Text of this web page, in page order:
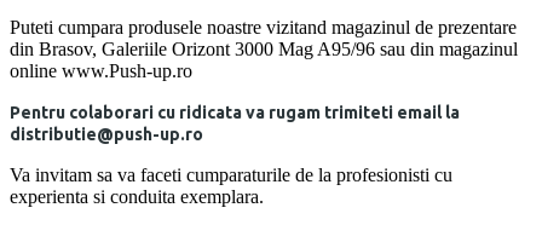
Puteti cumpara produsele noastre vizitand magazinul de prezentare
din Brasov, Galeriile Orizont 3000 Mag A95/96 sau din magazinul
online www.Push-up.ro
Pentru colaborari cu ridicata va rugam trimiteti email la
distributie@push-up.ro
Va invitam sa va faceti cumparaturile de la profesionisti cu
experienta si conduita exemplara.